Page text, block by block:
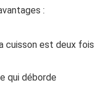
:
cuisson est deux fois
qui déborde